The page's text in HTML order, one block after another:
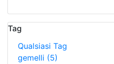
Tag
Qualsiasi Tag
gemelli (5)